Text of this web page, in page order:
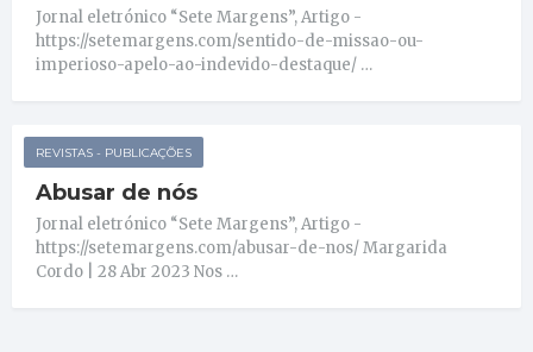
Jornal eletrónico “Sete Margens”, Artigo -
https://setemargens.com/sentido-de-missao-ou-
imperioso-apelo-ao-indevido-destaque/ …
REVISTAS - PUBLICAÇÕES
Abusar de nós
Jornal eletrónico “Sete Margens”, Artigo -
https://setemargens.com/abusar-de-nos/ Margarida
Cordo | 28 Abr 2023 Nos …